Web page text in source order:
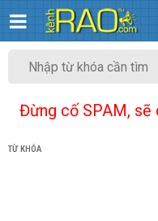
Đừng cố SPAM, sẽ
TỪ KHÓA